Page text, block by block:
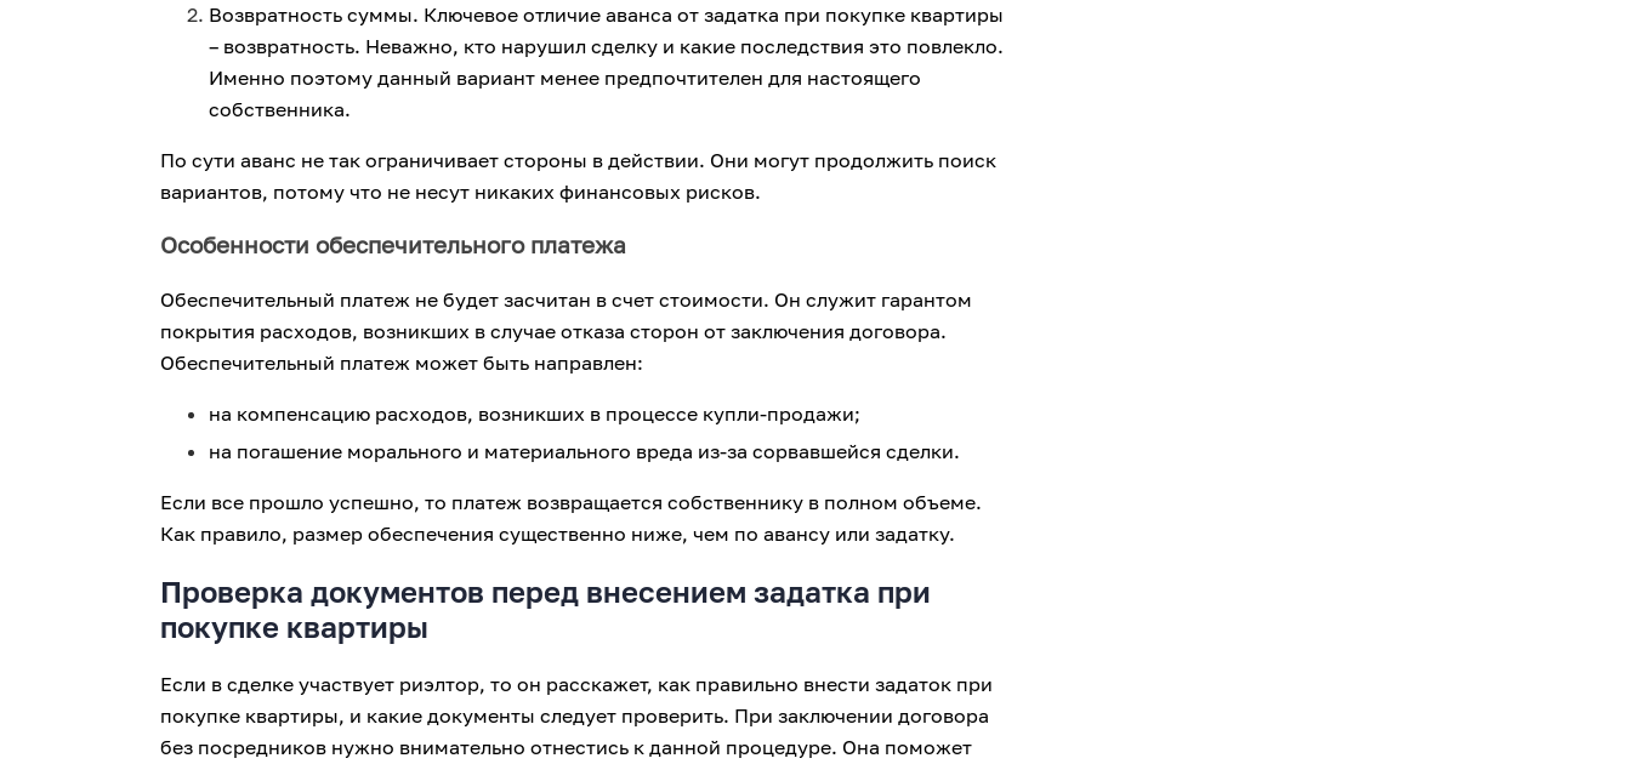
Возвратность суммы. Ключевое отличие аванса от задатка при покупке квартиры
– возвратность. Неважно, кто нарушил сделку и какие последствия это повлекло.
Именно поэтому данный вариант менее предпочтителен для настоящего
собственника.
По сути аванс не так ограничивает стороны в действии. Они могут продолжить поиск
вариантов, потому что не несут никаких финансовых рисков.
Особенности обеспечительного платежа
Обеспечительный платеж не будет засчитан в счет стоимости. Он служит гарантом
покрытия расходов, возникших в случае отказа сторон от заключения договора.
Обеспечительный платеж может быть направлен:
на компенсацию расходов, возникших в процессе купли-продажи;
на погашение морального и материального вреда из-за сорвавшейся сделки.
Если все прошло успешно, то платеж возвращается собственнику в полном объеме.
Как правило, размер обеспечения существенно ниже, чем по авансу или задатку.
Проверка документов перед внесением задатка при
покупке квартиры
Если в сделке участвует риэлтор, то он расскажет, как правильно внести задаток при
покупке квартиры, и какие документы следует проверить. При заключении договора
без посредников нужно внимательно отнестись к данной процедуре. Она поможет